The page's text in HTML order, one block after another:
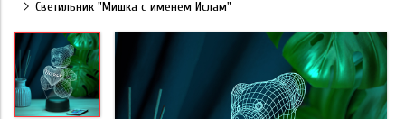
Светильник "Мишка с именем Ислам"